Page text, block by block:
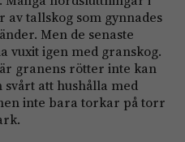
tallskog som gynnades
Men de senaste
igen med granskog.
granens rötter inte kan
att hushålla med
inte bara torkar på torr